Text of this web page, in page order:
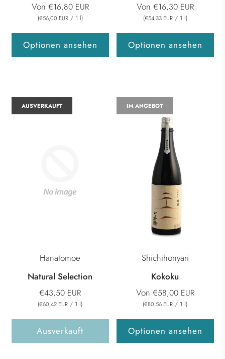
Von €16,80 EUR
(€56,00 EUR / 1 l)
Optionen ansehen
Von €16,30 EUR
(€54,33 EUR / 1 l)
Optionen ansehen
Hanatomoe
Natural Selection
€43,50 EUR
(€60,42 EUR / 1 l)
Ausverkauft
AUSVERKAUFT
Shichihonyari
Kokoku
Von €58,00 EUR
(€80,56 EUR / 1 l)
Optionen ansehen
IM ANGEBOT